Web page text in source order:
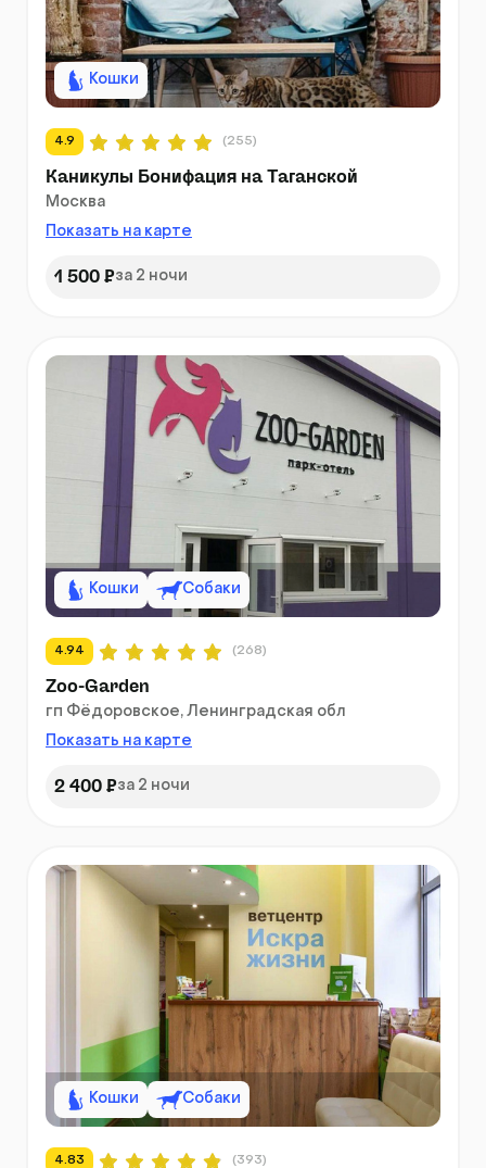
Кошки
4.9 (255)
Каникулы Бонифация на Таганской
Москва
Показать на карте
1 500 ₽за 2 ночи
Кошки Собаки
4.94 (268)
Zoo-Garden
гп Фёдоровское, Ленинградская обл
Показать на карте
2 400 ₽за 2 ночи
Кошки Собаки
4.83 (393)